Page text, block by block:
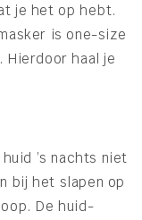
je het op hebt.
is one-size
Hierdoor haal je
’s nachts niet
bij het slapen op
De huid-